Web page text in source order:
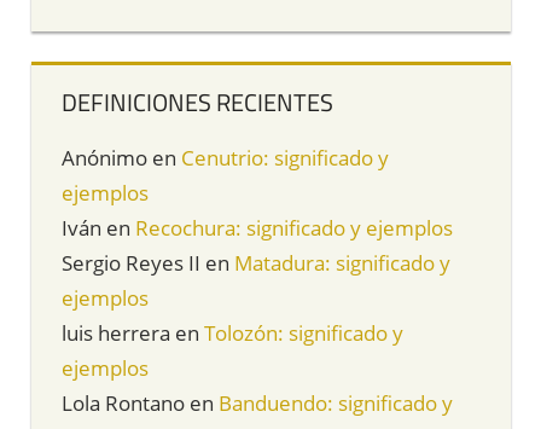
DEFINICIONES RECIENTES
Anónimo en Cenutrio: significado y
ejemplos
Iván en Recochura: significado y ejemplos
Sergio Reyes II en Matadura: significado y
ejemplos
luis herrera en Tolozón: significado y
ejemplos
Lola Rontano en Banduendo: significado y